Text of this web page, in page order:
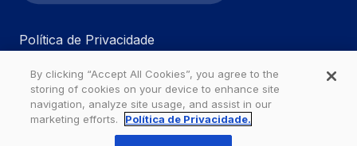
Política de Privacidade
Ouvidoria
Estácio - Todos os direitos reservados
By clicking “Accept All Cookies”, you agree to the
storing of cookies on your device to enhance site
navigation, analyze site usage, and assist in our
marketing efforts.
Política de Privacidade.